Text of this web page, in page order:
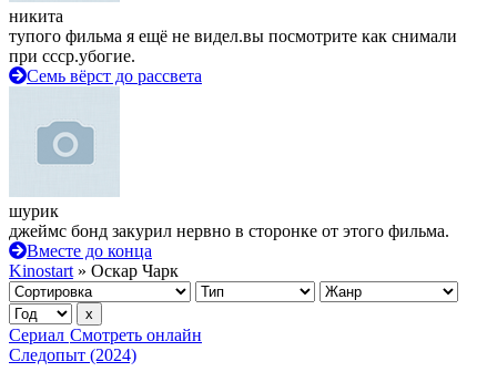
никита
тупого фильма я ещё не видел.вы посмотрите как снимали
при ссср.убогие.
Семь вёрст до рассвета
шурик
джеймс бонд закурил нервно в сторонке от этого фильма.
Вместе до конца
Kinostart » Оскар Чарк
Сериал Смотреть онлайн
Следопыт (2024)